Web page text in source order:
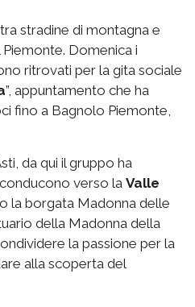
stradine di montagna e
Domenica i
ritrovati per la gita sociale
”, appuntamento che ha
fino a Bagnolo Piemonte,
da qui il gruppo ha
verso la Valle
la borgata Madonna delle
della Madonna della
la passione per la
alla scoperta del